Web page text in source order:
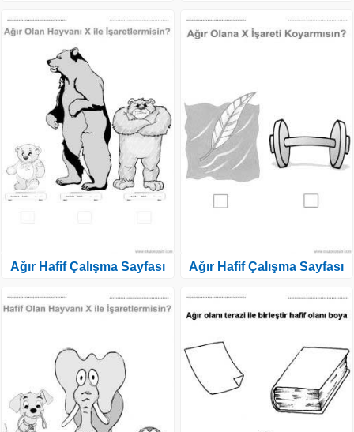
Ağır Hafif Çalışma Sayfası Ağır Hafif Çalışma Sayfası